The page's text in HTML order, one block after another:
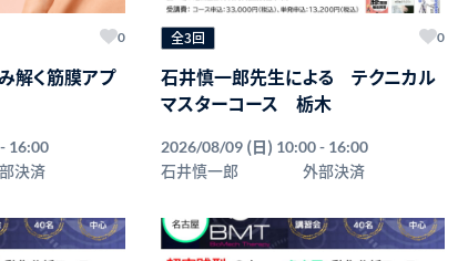
0
解く筋膜アプ
16:00
決済
全3回 0
石井慎一郎先生による テクニカル
マスターコース 栃木
2026/08/09 (日) 10:00 - 16:00
石井慎一郎 外部決済